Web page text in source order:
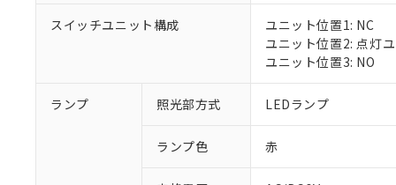
スイッチユニット構成
ユニット位置1: NC
ユニット位置2: 点灯
ユニット位置3: NO
ランプ 照光部方式 LEDランプ
ランプ色 赤
※1 対応状況
対応済み：EU
調査・確認中：